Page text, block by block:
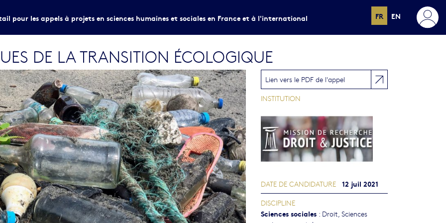
pour les appels à projets en sciences humaines et sociales en France et à l'international FR EN
DE LA TRANSITION ÉCOLOGIQUE
Lien vers le PDF de l'appel
INSTITUTION
DATE DE CANDIDATURE 12 juil 2021
DISCIPLINE
Sciences sociales : Droit Sciences